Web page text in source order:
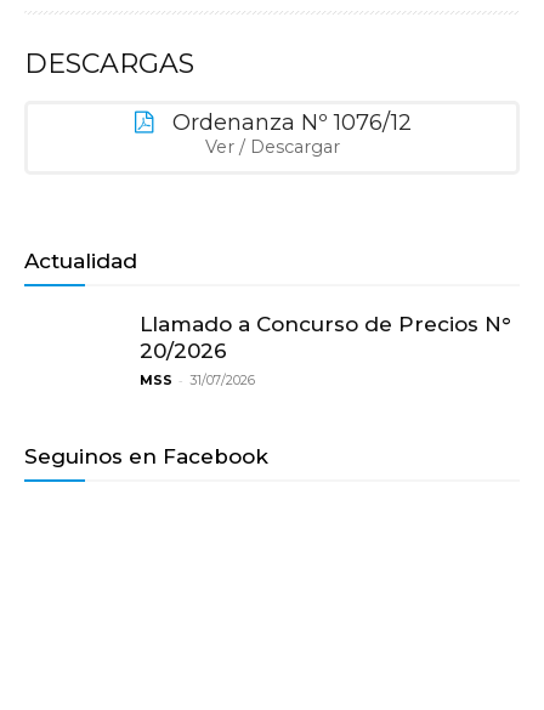
Escuela Nro. 9 Dr. Luis Agote, construida e
inaugurada durante su actuación.
Integrante de la Comisión de Mujeres Patricias
Entrerrianas y medio ambiente.
Integrante de Cooperadora del Hospital San
DESCARGAS
Ordenanza Nº 1076/12
Ver / Descargar
Actualidad
Llamado a Concurso de Precios N°
20/2026
MSS - 31/07/2026
Seguinos en Facebook